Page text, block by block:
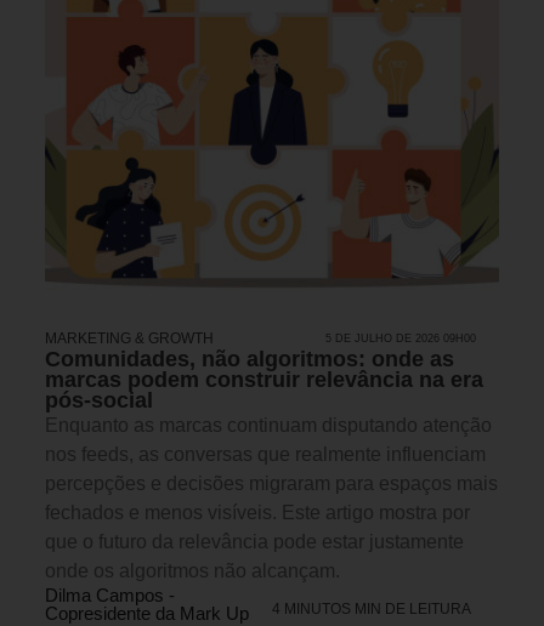
MARKETING & GROWTH 5 DE JULHO DE 2026 09H00
Comunidades, não algoritmos: onde as
marcas podem construir relevância na era
pós-social
Enquanto as marcas continuam disputando atenção
nos feeds, as conversas que realmente influenciam
percepções e decisões migraram para espaços mais
fechados e menos visíveis. Este artigo mostra por
que o futuro da relevância pode estar justamente
onde os algoritmos não alcançam.
Dilma Campos -
Copresidente da Mark Up
4 MINUTOS MIN DE LEITURA